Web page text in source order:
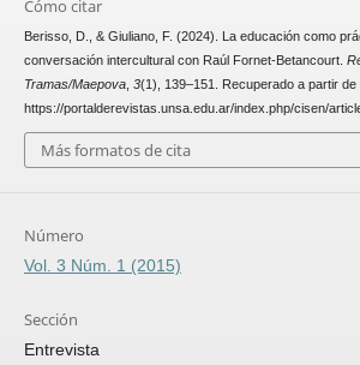
Cómo citar
Berisso, D., & Giuliano, F. (2024). La educación como
conversación intercultural con Raúl Fornet-Betancourt.
Tramas/Maepova, 3(1), 139–151. Recuperado a partir de
https://portalderevistas.unsa.edu.ar/index.php/cisen/
Más formatos de cita
Número
Vol. 3 Núm. 1 (2015)
Sección
Entrevista